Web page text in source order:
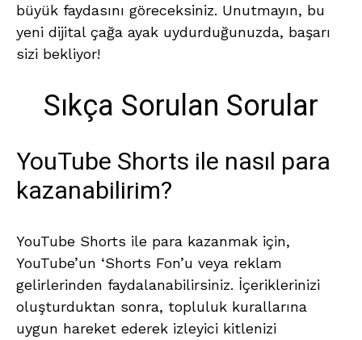
büyük faydasını göreceksiniz. Unutmayın, bu
yeni dijital çağa ayak uydurduğunuzda, başarı
sizi bekliyor!
Sıkça Sorulan Sorular
YouTube Shorts ile nasıl para
kazanabilirim?
YouTube Shorts ile para kazanmak için,
YouTube’un ‘Shorts Fon’u veya reklam
gelirlerinden faydalanabilirsiniz. İçeriklerinizi
oluşturduktan sonra, topluluk kurallarına
uygun hareket ederek izleyici kitlenizi